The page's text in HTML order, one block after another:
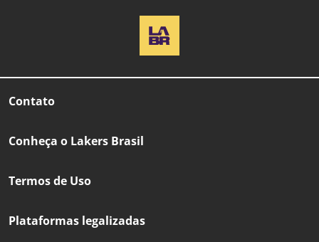
Contato
Conheça o Lakers Brasil
Termos de Uso
Plataformas legalizadas